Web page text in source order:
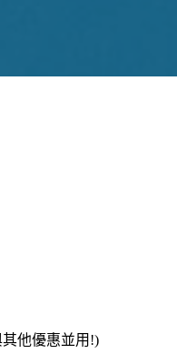
他優惠並用!)